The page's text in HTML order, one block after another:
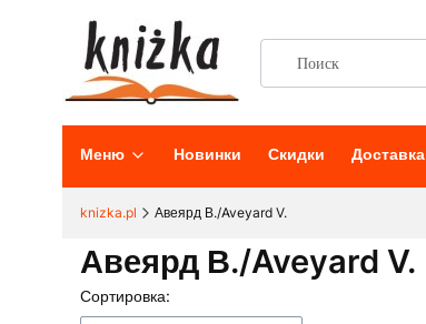
Меню Новинки Скидки Доставка
knizka.pl Авеярд В./Aveyard V.
Авеярд В./Aveyard V.
Список товаров
Сортировка: